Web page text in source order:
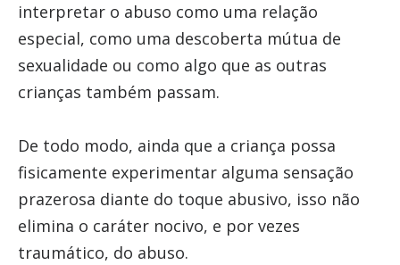
interpretar o abuso como uma relação
especial, como uma descoberta mútua de
sexualidade ou como algo que as outras
crianças também passam.
De todo modo, ainda que a criança possa
fisicamente experimentar alguma sensação
prazerosa diante do toque abusivo, isso não
elimina o caráter nocivo, e por vezes
traumático, do abuso.